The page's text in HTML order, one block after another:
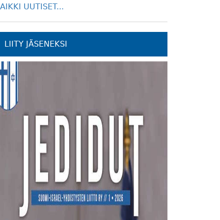
UUTISET...
LIITY JÄSENEKSI